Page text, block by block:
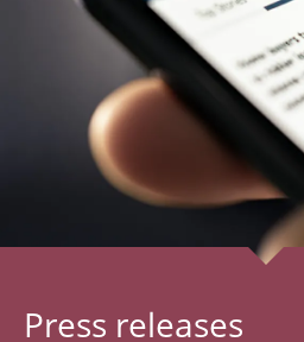
Press releases